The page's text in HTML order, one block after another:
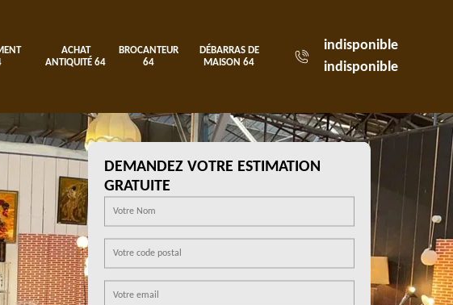
ACHAT
ANTIQUITÉ 64
BROCANTEUR
64
DÉBARRAS DE
MAISON 64
indisponible
indisponible
DEMANDEZ VOTRE ESTIMATION
GRATUITE